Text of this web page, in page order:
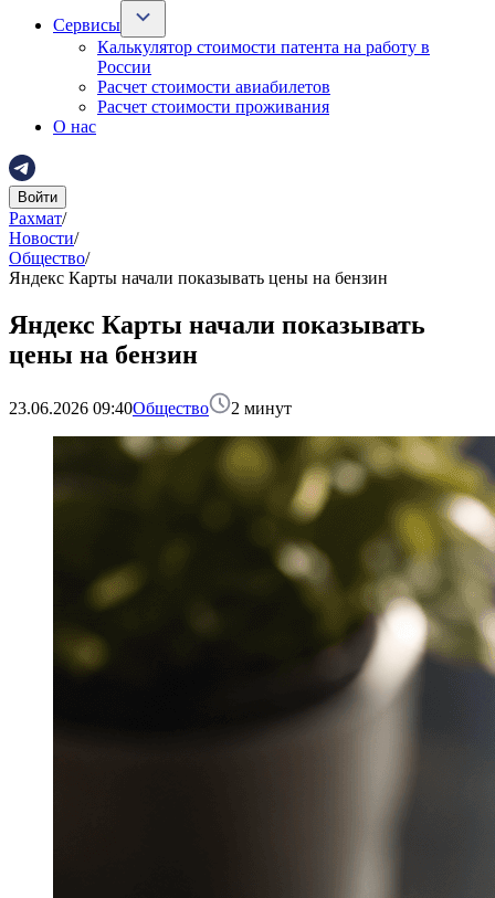
Сервисы
Калькулятор стоимости патента на работу в
России
Расчет стоимости авиабилетов
Расчет стоимости проживания
О нас
Войти
Рахмат/
Новости/
Общество/
Яндекс Карты начали показывать цены на бензин
Яндекс Карты начали показывать
цены на бензин
23.06.2026 09:40Общество 2 минут